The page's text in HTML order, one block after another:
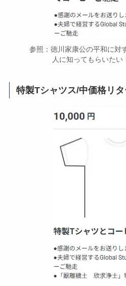
参照：徳川家康公の平和に対
人に知ってもらいたい
特製Tシャツス/中価格リ